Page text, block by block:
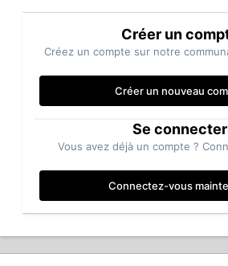
Créer un
Créez un compte sur notre
Créer un nouveau
Se connecter
Vous avez déjà un compte ?
Connectez-vous